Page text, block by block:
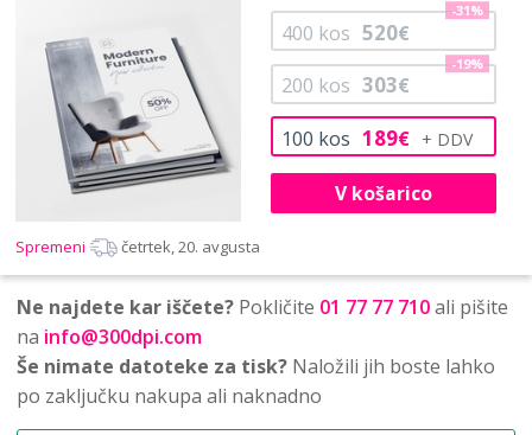
100 kos 189€
200 kos 303€
-19%
400 kos 520€
-31%
V košarico
Spremeni četrtek, 20. avgusta
Ne najdete kar iščete? Pokličite 01 77 77 710ali pišite
na info@300dpi.com
Še nimate datoteke za tisk? Naložili jih boste lahko
po zaključku nakupa ali naknadno